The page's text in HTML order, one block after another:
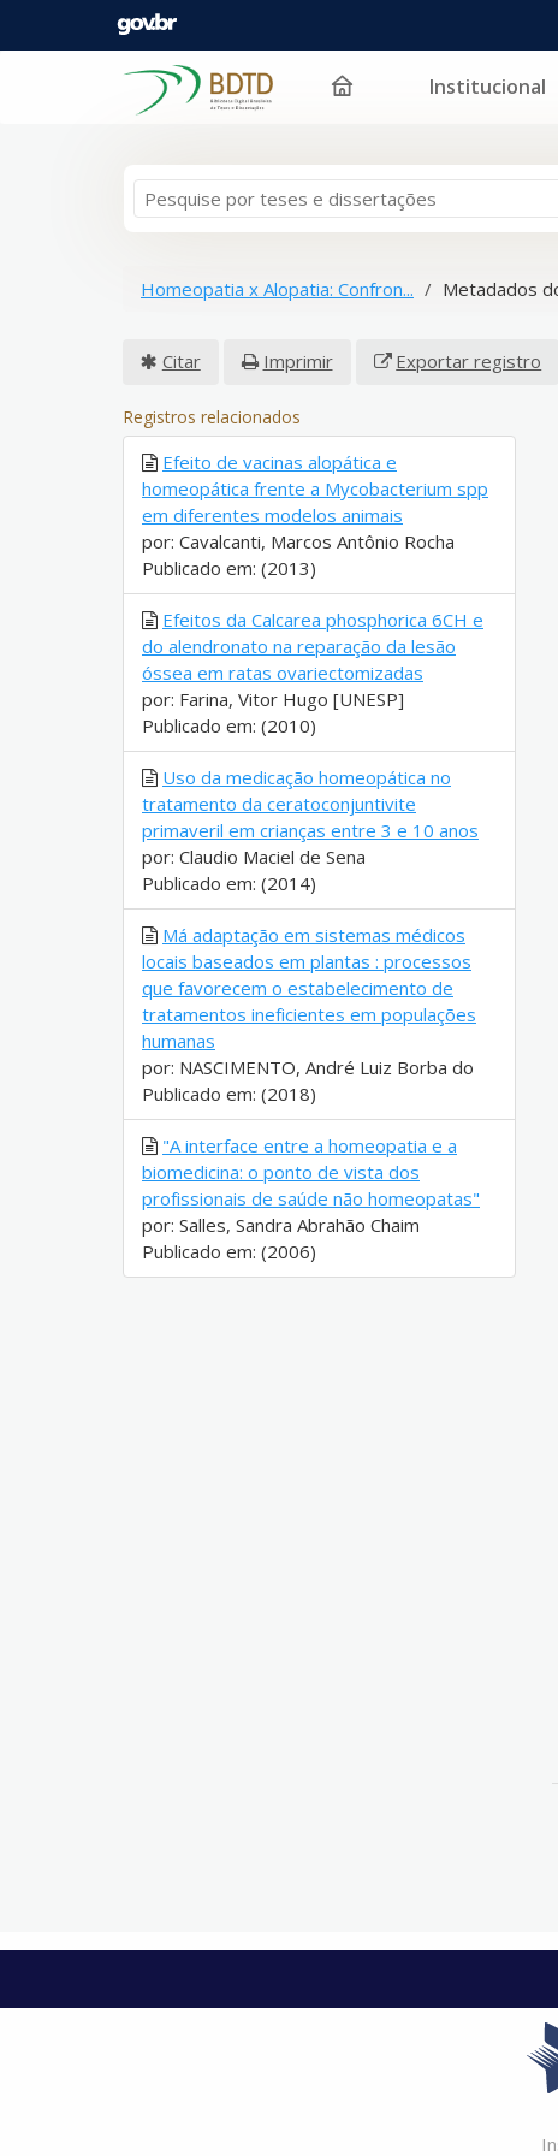
Pular para o conteúdo Institucional
Homeopatia x Alopatia: Confron... Metadados
Citar Imprimir Exportar registro
Registros relacionados
Efeito de vacinas alopática e
homeopática frente a Mycobacterium spp
em diferentes modelos animais
por: Cavalcanti, Marcos Antônio Rocha
Publicado em: (2013)
Efeitos da Calcarea phosphorica 6CH e
do alendronato na reparação da lesão
óssea em ratas ovariectomizadas
por: Farina, Vitor Hugo [UNESP]
Publicado em: (2010)
Uso da medicação homeopática no
tratamento da ceratoconjuntivite
primaveril em crianças entre 3 e 10 anos
por: Claudio Maciel de Sena
Publicado em: (2014)
Má adaptação em sistemas médicos
locais baseados em plantas : processos
que favorecem o estabelecimento de
tratamentos ineficientes em populações
humanas
por: NASCIMENTO, André Luiz Borba do
Publicado em: (2018)
"A interface entre a homeopatia e a
biomedicina: o ponto de vista dos
profissionais de saúde não homeopatas"
por: Salles, Sandra Abrahão Chaim
Publicado em: (2006)